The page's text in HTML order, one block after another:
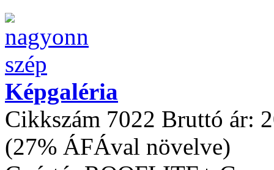
Képgaléria
Cikkszám 7022 Bruttó ár:
(27% ÁFÁval növelve)